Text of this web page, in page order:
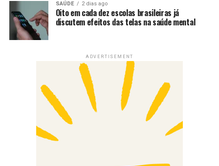
SAÚDE 2 dias ago
Oito em cada dez escolas brasileiras já
discutem efeitos das telas na saúde mental
ADVERTISEMENT